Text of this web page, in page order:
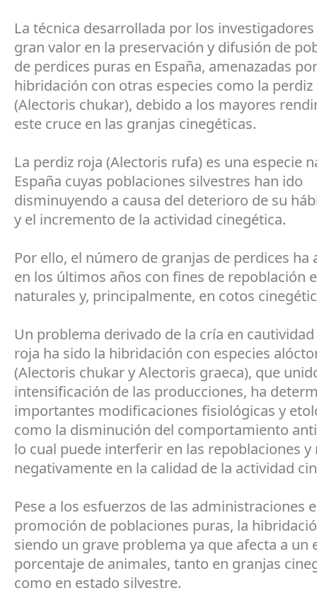
La técnica desarrollada por los
gran valor en la preservación y difusión de
de perdices puras en España, amenazadas
hibridación con otras especies como la
(Alectoris chukar), debido a los mayores
este cruce en las granjas cinegéticas.
La perdiz roja (Alectoris rufa) es una especie
España cuyas poblaciones silvestres han ido
disminuyendo a causa del deterioro de su
y el incremento de la actividad cinegética.
Por ello, el número de granjas de perdices ha
en los últimos años con fines de repoblación
naturales y, principalmente, en cotos
Un problema derivado de la cría en
roja ha sido la hibridación con especies
(Alectoris chukar y Alectoris graeca), que
intensificación de las producciones, ha
importantes modificaciones fisiológicas y
como la disminución del comportamiento
lo cual puede interferir en las repoblaciones y
negativamente en la calidad de la actividad
Pese a los esfuerzos de las administraciones
promoción de poblaciones puras, la
siendo un grave problema ya que afecta a un
porcentaje de animales, tanto en granjas
como en estado silvestre.